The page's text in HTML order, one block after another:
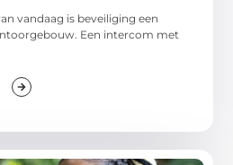
vandaag is beveiliging een
Een intercom met